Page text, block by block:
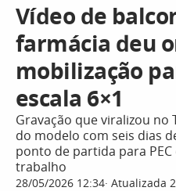
Vídeo de
farmácia deu
mobilização
escala 6×1
Gravação que viralizou no
do modelo com seis dias
ponto de partida para
trabalho
28/05/2026 12:34 Atualizada